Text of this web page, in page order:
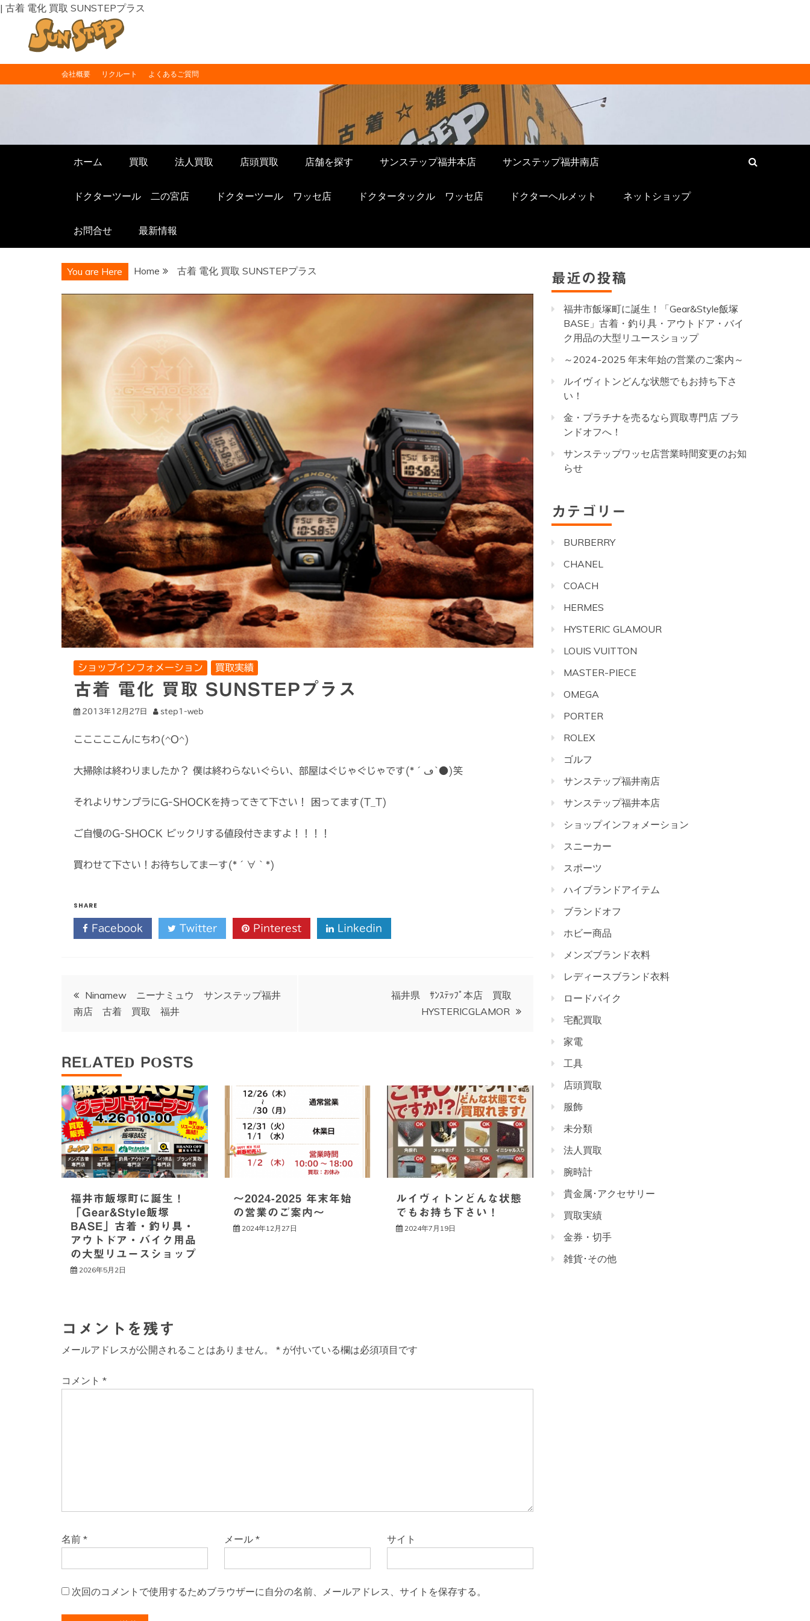
| 古着 電化 買取 SUNSTEPプラス
to
会社概要 リクルート よくあるご質問
福井の買取り・販売 サンステップ [ RECYCLE
STORE ]
福井の買取販売ならサンステップへ。メンズ・レディース衣類・ブランド品・バッグ・時計・家具・家
電・ホビー・雑貨、なんでもお売りください！
ホーム 買取 法人買取 店頭買取 店舗を探す サンステップ福井本店 サンステップ福井南店
ドクターツール 二の宮店 ドクターツール ワッセ店 ドクタータックル ワッセ店 ドクターヘルメット ネットショップ
お問合せ 最新情報
You are Here Home 古着 電化 買取 SUNSTEPプラス
ショップインフォメーション 買取実績
古着 電化 買取 SUNSTEPプラス
2013年12月27日 step1-web
こここここんにちわ(^O^)
大掃除は終わりましたか？ 僕は終わらないぐらい、部屋はぐじゃぐじゃです(*´ڡ`●)笑
それよりサンプラにG-SHOCKを持ってきて下さい！ 困ってます(T_T)
ご自慢のG-SHOCK ビックリする値段付きますよ！！！！
買わせて下さい！お待ちしてまーす(*´∀｀*)
SHARE
Facebook Twitter Pinterest Linkedin
投
ナ
ビ
ゲ
ー
ョ
ン
Ninamew ニーナミュウ サンステップ福井
南店 古着 買取 福井
福井県 ｻﾝｽﾃｯﾌﾟ本店 買取
HYSTERICGLAMOR
RELATED POSTS
福井市飯塚町に誕生！
「Gear&Style飯塚
BASE」古着・釣り具・
アウトドア・バイク用品
の大型リユースショップ
2026年5月2日
～2024-2025 年末年始
の営業のご案内～
2024年12月27日
ルイヴィトンどんな状態
でもお持ち下さい！
2024年7月19日
コメントを残す
メールアドレスが公開されることはありません。 * が付いている欄は必須項目です
コメント *
名前 * メール* サイト
次回のコメントで使用するためブラウザーに自分の名前、メールアドレス、サイトを保存する。
最近の投稿
福井市飯塚町に誕生！「Gear&Style飯塚
BASE」古着・釣り具・アウトドア・バイ
ク用品の大型リユースショップ
～2024-2025 年末年始の営業のご案内～
ルイヴィトンどんな状態でもお持ち下さ
い！
金・プラチナを売るなら買取専門店 ブラ
ンドオフへ！
サンステップワッセ店営業時間変更のお知
らせ
カテゴリー
BURBERRY
CHANEL
COACH
HERMES
HYSTERIC GLAMOUR
LOUIS VUITTON
MASTER-PIECE
OMEGA
PORTER
ROLEX
ゴルフ
サンステップ福井南店
サンステップ福井本店
ショップインフォメーション
スニーカー
スポーツ
ハイブランドアイテム
ブランドオフ
ホビー商品
メンズブランド衣料
レディースブランド衣料
ロードバイク
宅配買取
家電
工具
店頭買取
服飾
未分類
法人買取
腕時計
貴金属･アクセサリー
買取実績
金券・切手
雑貨･その他